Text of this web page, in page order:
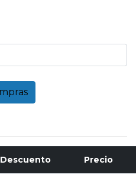
Descuento Precio